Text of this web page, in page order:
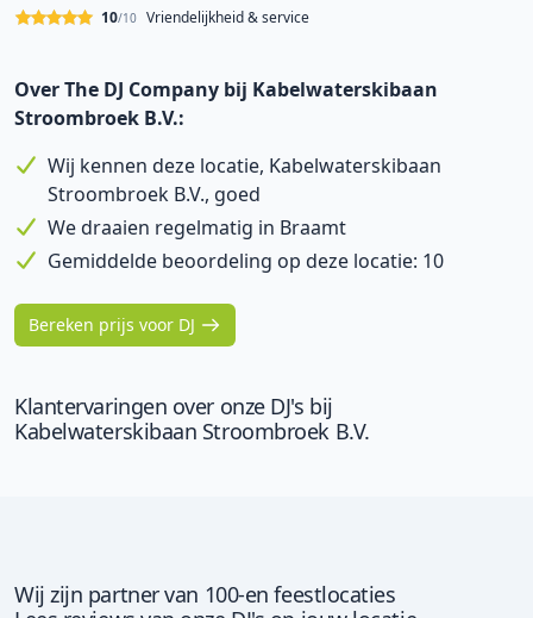
Vriendelijkheid & service
10/10
Over The DJ Company bij Kabelwaterskibaan
Stroombroek B.V.:
Wij kennen deze locatie, Kabelwaterskibaan
Stroombroek B.V., goed
We draaien regelmatig in Braamt
Gemiddelde beoordeling op deze locatie: 10
Bereken prijs voor DJ
Klantervaringen over onze DJ's bij
Kabelwaterskibaan Stroombroek B.V.
Wij zijn partner van 100-en feestlocaties